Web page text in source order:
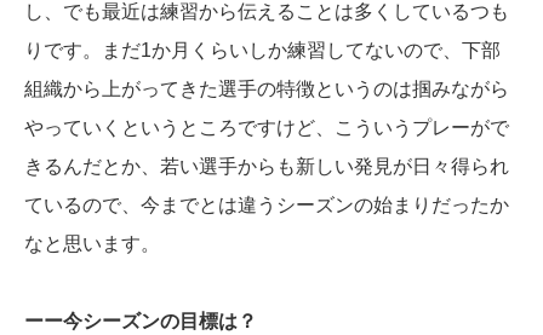
し、でも最近は練習から伝えることは多くしているつも
りです。まだ1か月くらいしか練習してないので、下部
組織から上がってきた選手の特徴というのは掴みながら
やっていくというところですけど、こういうプレーがで
きるんだとか、若い選手からも新しい発見が日々得られ
ているので、今までとは違うシーズンの始まりだったか
なと思います。
ーー今シーズンの目標は？